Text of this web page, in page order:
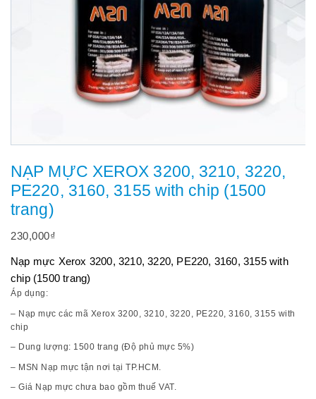
NẠP MỰC XEROX 3200, 3210, 3220,
PE220, 3160, 3155 with chip (1500
trang)
230,000₫
Nạp mực Xerox 3200, 3210, 3220, PE220, 3160, 3155 with
chip (1500 trang)
Áp dụng:
– Nạp mực các mã Xerox 3200, 3210, 3220, PE220, 3160, 3155 with
chip
– Dung lượng: 1500 trang (Độ phủ mực 5%)
– MSN Nạp mực tận nơi tại TP.HCM.
– Giá Nạp mực chưa bao gồm thuế VAT.